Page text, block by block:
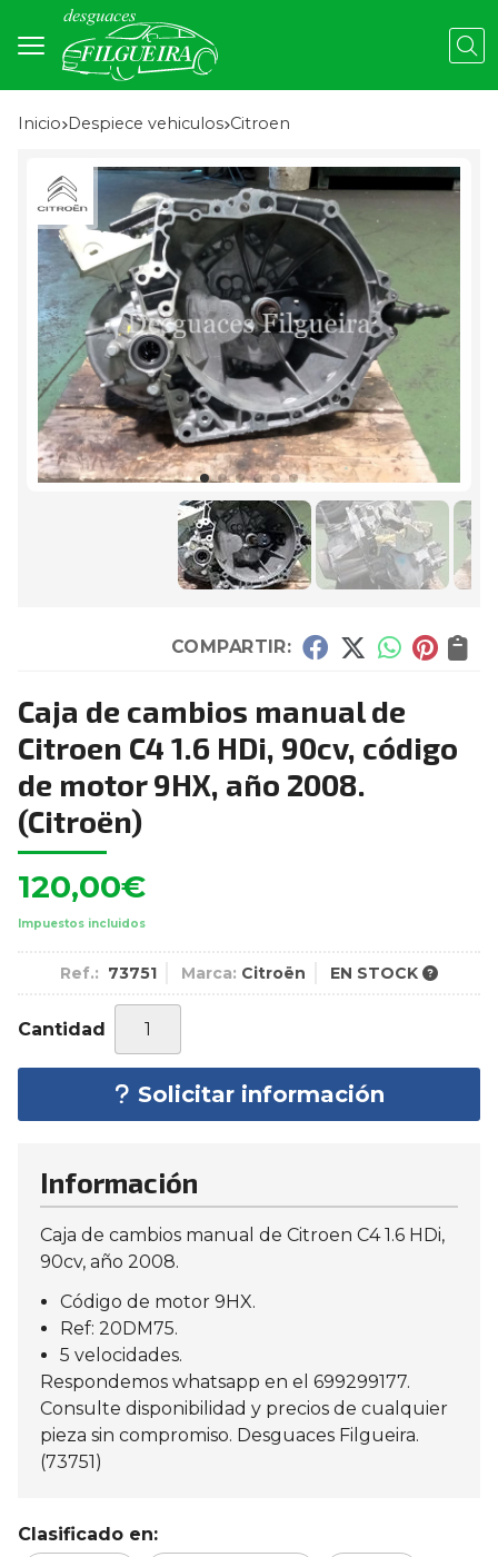
Inicio despiece vehiculos citroen
COMPARTIR:
Caja de cambios manual de
Citroen C4 1.6 HDi, 90cv, código
de motor 9HX, año 2008.
(Citroën)
120,00€
Impuestos incluidos
Ref.: 73751 Marca: Citroën EN STOCK
Cantidad
Solicitar información
Información
Caja de cambios manual de Citroen C4 1.6 HDi,
90cv, año 2008.
Código de motor 9HX.
Ref: 20DM75.
5 velocidades.
Respondemos whatsapp en el 699299177.
Consulte disponibilidad y precios de cualquier
pieza sin compromiso. Desguaces Filgueira.
(73751)
Clasificado en: